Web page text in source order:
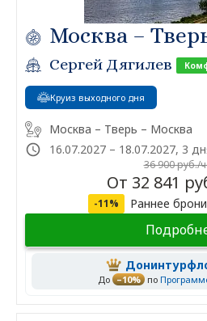
Москва –
Сергей Дягилев
Круиз выходного дня
Москва – Тверь – Москва
16.07.2027 – 18.07.2027, 3
36 900 руб./
От 32 841
-11% Раннее
До –10% по